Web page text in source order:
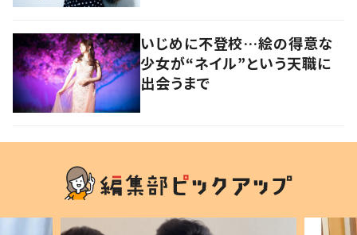
いじめに不登校…絵の得意な
少女が“ネイル”という天職に
出会うまで